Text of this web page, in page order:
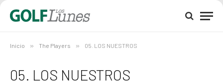
Inicio » The Players » 05. LOS NUESTROS
05. LOS NUESTROS